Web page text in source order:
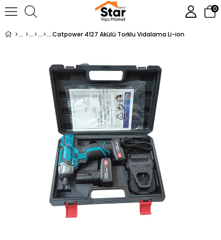
0
Catpower 4127 Akülü Torklu Vidalama Li-ion